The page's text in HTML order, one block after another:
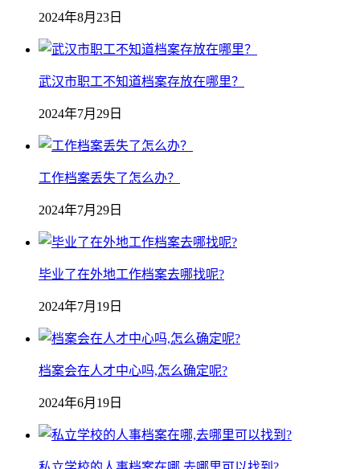
2024年8月23日
武汉市职工不知道档案存放在哪里？
2024年7月29日
工作档案丢失了怎么办？
2024年7月29日
毕业了在外地工作档案去哪找呢?
2024年7月19日
档案会在人才中心吗,怎么确定呢?
2024年6月19日